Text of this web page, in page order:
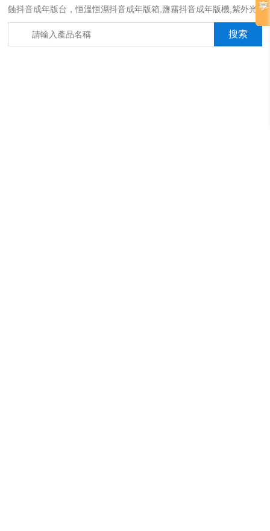
蝕抖音成年版台，恒溫恒濕抖音成年版箱,鹽霧抖音成年版機,紫外光
耐氣候老化抖音成年版箱,氙燈老化抖音成年版箱，沙塵抖音成年版
箱，淋雨抖音成年版箱，汽車內飾材料燃燒抖音成年版機